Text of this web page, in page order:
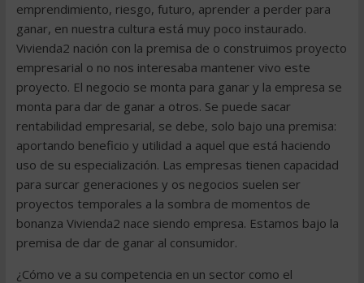
emprendimiento, riesgo, futuro, aprender a perder para
ganar, en nuestra cultura está muy poco instaurado.
Vivienda2 nación con la premisa de o construimos proyecto
empresarial o no nos interesaba mantener vivo este
proyecto. El negocio se monta para ganar y la empresa se
monta para dar de ganar a otros. Se puede sacar
rentabilidad empresarial, se debe, solo bajo una premisa:
aportando beneficio y utilidad a aquel que está haciendo
uso de su especialización. Las empresas tienen capacidad
para surcar generaciones y os negocios suelen ser
proyectos temporales a la sombra de momentos de
bonanza Vivienda2 nace siendo empresa. Estamos bajo la
premisa de dar de ganar al consumidor.
¿Cómo ve a su competencia en un sector como el